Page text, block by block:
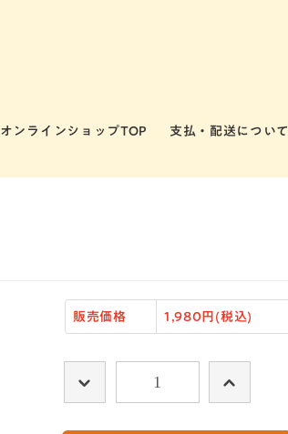
オンラインショップTOP 支払・配送について
販売価格 1,980円(税込)